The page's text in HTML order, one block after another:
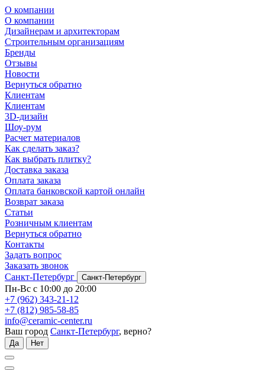
О компании
О компании
Дизайнерам и архитекторам
Строительным организациям
Бренды
Отзывы
Новости
Вернуться обратно
Клиентам
Клиентам
3D-дизайн
Шоу-рум
Расчет материалов
Как сделать заказ?
Как выбрать плитку?
Доставка заказа
Оплата заказа
Оплата банковской картой онлайн
Возврат заказа
Статьи
Розничным клиентам
Вернуться обратно
Контакты
Задать вопрос
Заказать звонок
Санкт-Петербург
Санкт-Петербург
Пн-Вс с 10:00 до 20:00
+7 (962) 343-21-12
+7 (812) 985-58-85
info@ceramic-center.ru
Ваш город Санкт-Петербург, верно?
Да Нет